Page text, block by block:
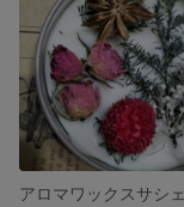
アロマワックスサシェ